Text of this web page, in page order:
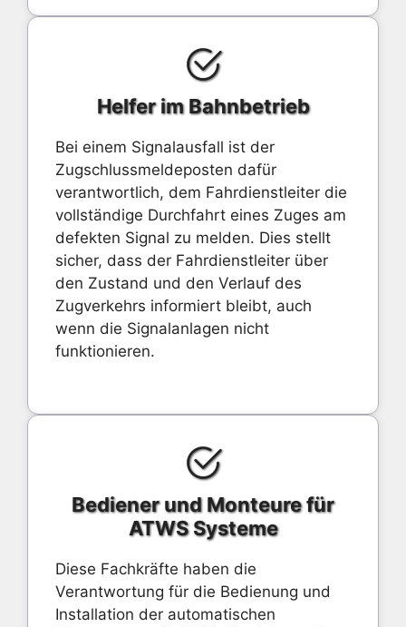
Helfer im Bahnbetrieb
Bei einem Signalausfall ist der
Zugschlussmeldeposten dafür
verantwortlich, dem Fahrdienstleiter die
vollständige Durchfahrt eines Zuges am
defekten Signal zu melden. Dies stellt
sicher, dass der Fahrdienstleiter über
den Zustand und den Verlauf des
Zugverkehrs informiert bleibt, auch
wenn die Signalanlagen nicht
funktionieren.
Bediener und Monteure für
ATWS Systeme
Diese Fachkräfte haben die
Verantwortung für die Bedienung und
Installation der automatischen